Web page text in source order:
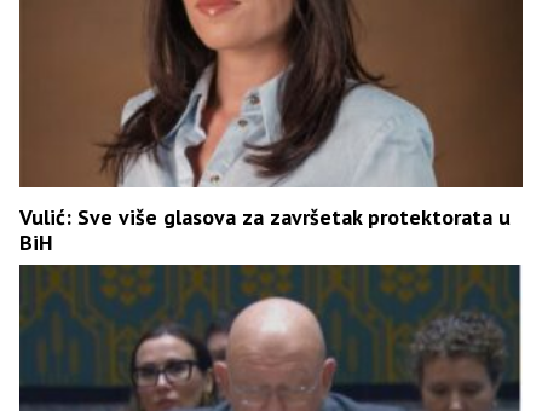
Vulić: Sve više glasova za završetak protektorata u
BiH